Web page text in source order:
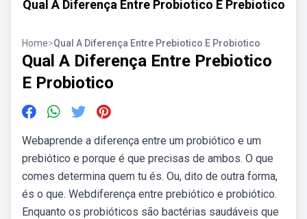
Qual A Diferença Entre Probiotico E Prebiotico
Home>Qual A Diferença Entre Prebiotico E Probiotico
Qual A Diferença Entre Prebiotico
E Probiotico
Webaprende a diferença entre um probiótico e um
prebiótico e porque é que precisas de ambos. O que
comes determina quem tu és. Ou, dito de outra forma,
és o que. Webdiferença entre prebiótico e probiótico.
Enquanto os probióticos são bactérias saudáveis que